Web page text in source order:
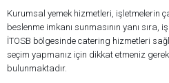
Kurumsal yemek hizmetleri, işletmelerin
beslenme imkanı sunmasının yanı sıra,
İTOSB bölgesinde catering hizmetleri
seçim yapmanız için dikkat etmeniz
bulunmaktadır.